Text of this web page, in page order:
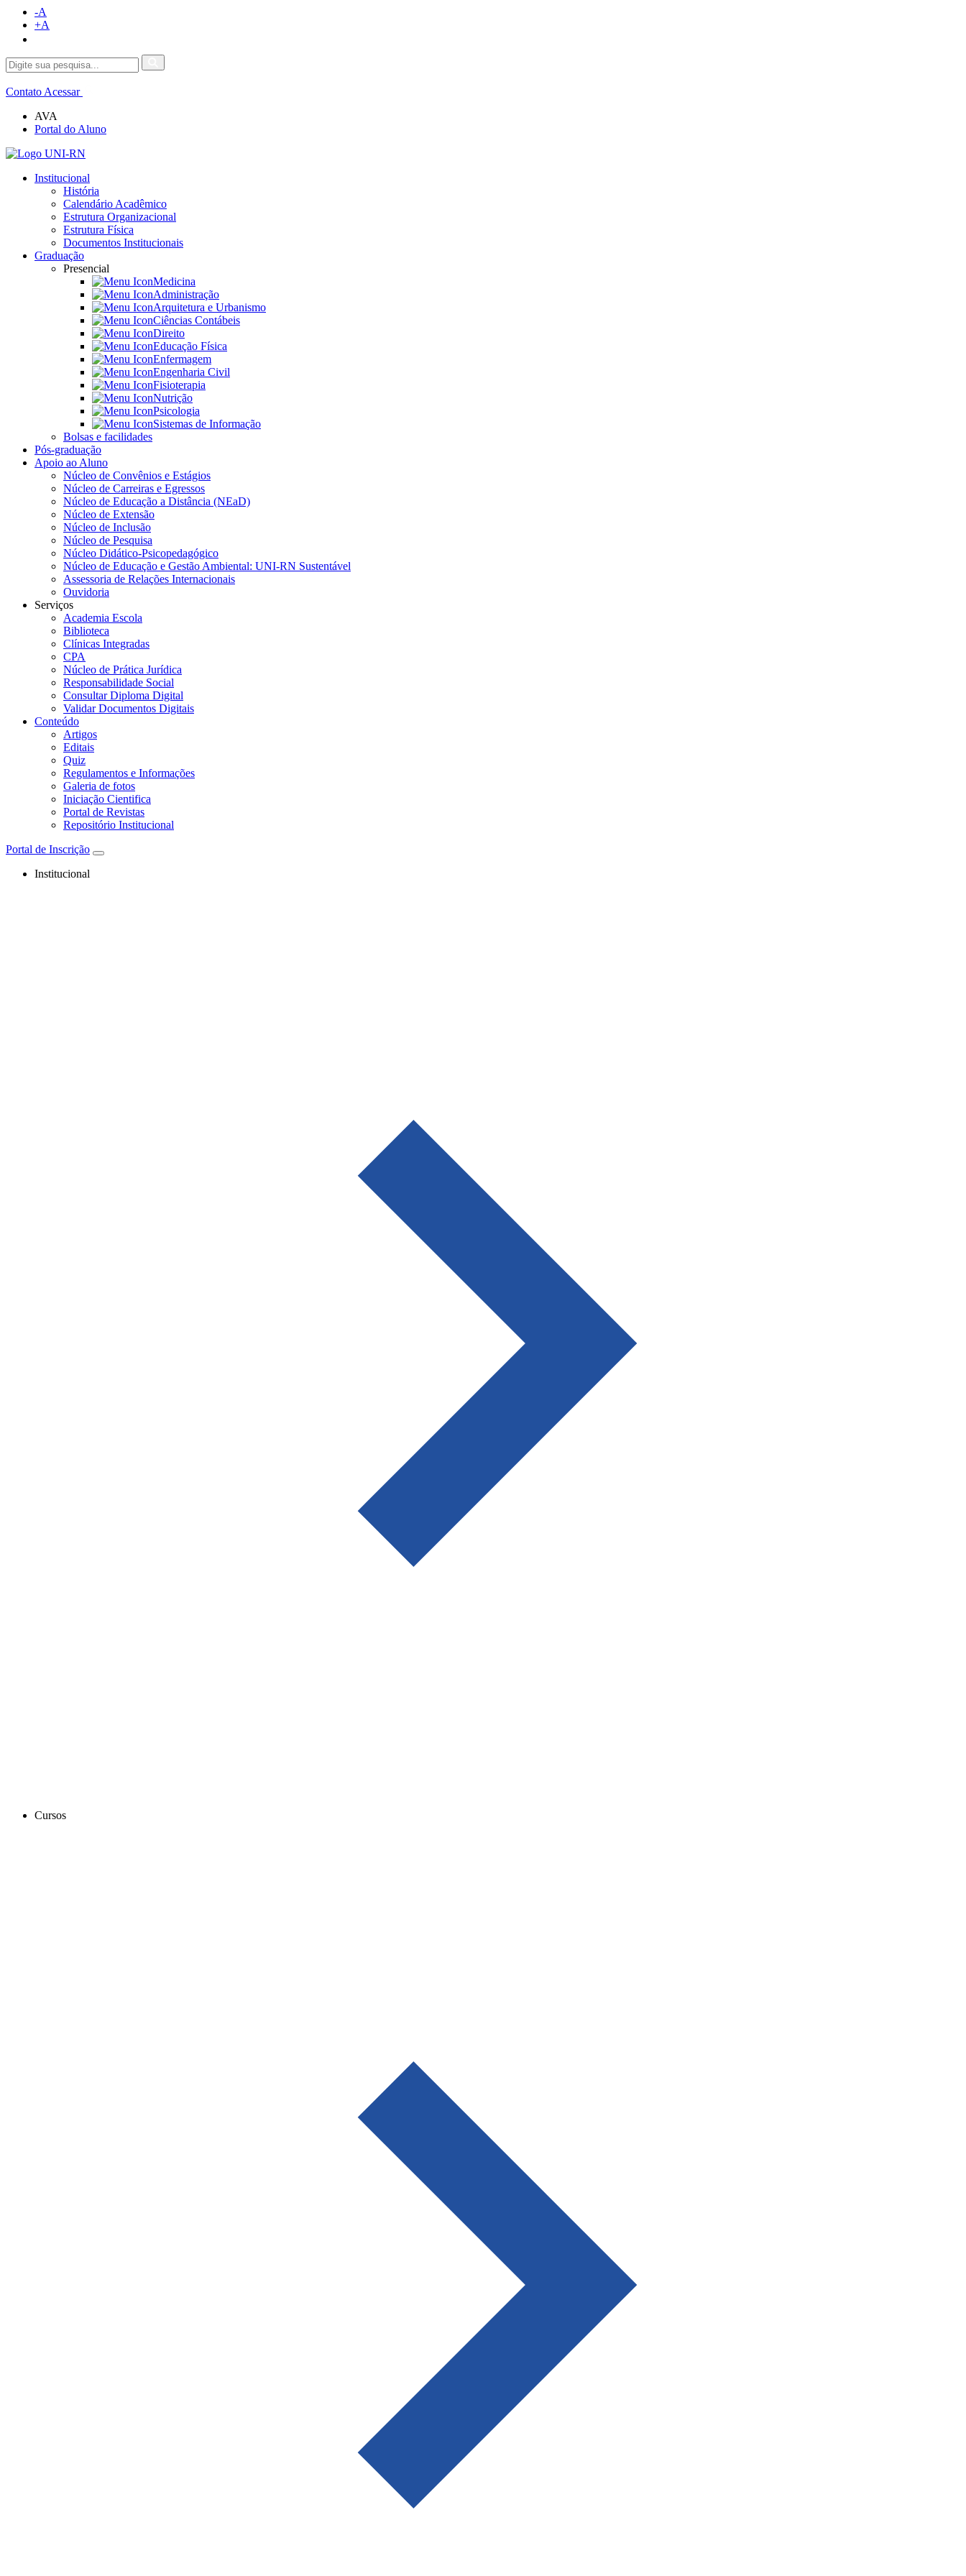
-A
+A
Contato Acessar
AVA
Portal do Aluno
Institucional
História
Calendário Acadêmico
Estrutura Organizacional
Estrutura Física
Documentos Institucionais
Graduação
Presencial
Medicina
Administração
Arquitetura e Urbanismo
Ciências Contábeis
Direito
Educação Física
Enfermagem
Engenharia Civil
Fisioterapia
Nutrição
Psicologia
Sistemas de Informação
Bolsas e facilidades
Pós-graduação
Apoio ao Aluno
Núcleo de Convênios e Estágios
Núcleo de Carreiras e Egressos
Núcleo de Educação a Distância (NEaD)
Núcleo de Extensão
Núcleo de Inclusão
Núcleo de Pesquisa
Núcleo Didático-Psicopedagógico
Núcleo de Educação e Gestão Ambiental: UNI-RN Sustentável
Assessoria de Relações Internacionais
Ouvidoria
Serviços
Academia Escola
Biblioteca
Clínicas Integradas
CPA
Núcleo de Prática Jurídica
Responsabilidade Social
Consultar Diploma Digital
Validar Documentos Digitais
Conteúdo
Artigos
Editais
Quiz
Regulamentos e Informações
Galeria de fotos
Iniciação Cientifica
Portal de Revistas
Repositório Institucional
Portal de Inscrição
Institucional
Cursos